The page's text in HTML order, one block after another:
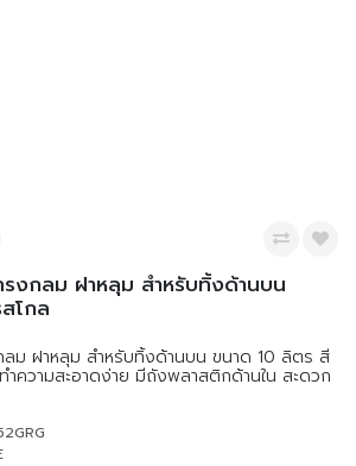
งกลม ฝาหลุม สำหรับทิ้งด้านบน
โกล
ลม ฝาหลุม สำหรับทิ้งด้านบน ขนาด 10 ลิตร สี
ำความสะอาดง่าย มีถังพลาสติกด้านใน สะดวก